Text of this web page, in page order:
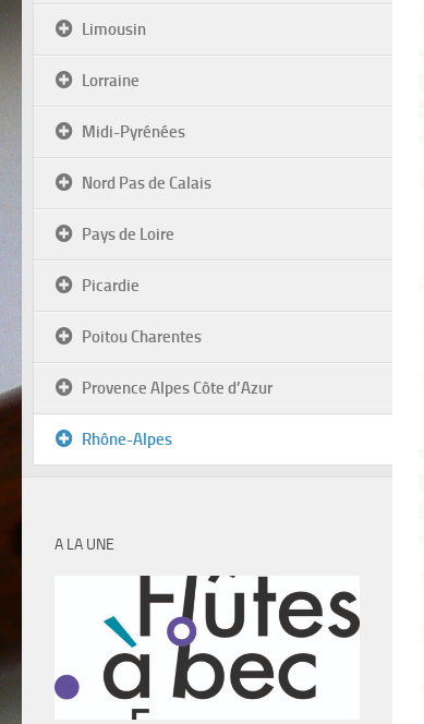
Limousin
Lorraine
Midi-Pyrénées
Nord Pas de Calais
Pays de Loire
Picardie
Poitou Charentes
Provence Alpes Côte d’Azur
Rhône-Alpes
A LA UNE